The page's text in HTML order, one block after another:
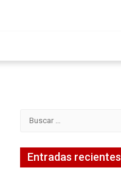
Entradas recientes